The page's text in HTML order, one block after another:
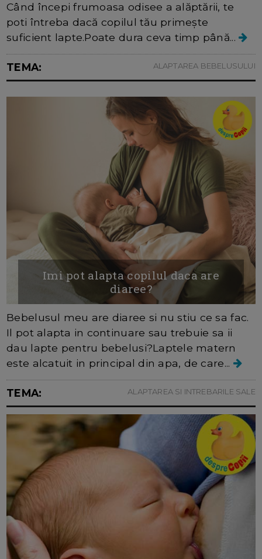
Când începi frumoasa odisee a alăptării, te
poti întreba dacă copilul tău primește
suficient lapte.Poate dura ceva timp până...
TEMA: ALAPTAREA BEBELUSULUI
Imi pot alapta copilul daca are
diaree?
Bebelusul meu are diaree si nu stiu ce sa fac.
Il pot alapta in continuare sau trebuie sa ii
dau lapte pentru bebelusi?Laptele matern
este alcatuit in principal din apa, de care...
TEMA: ALAPTAREA SI INTREBARILE SALE